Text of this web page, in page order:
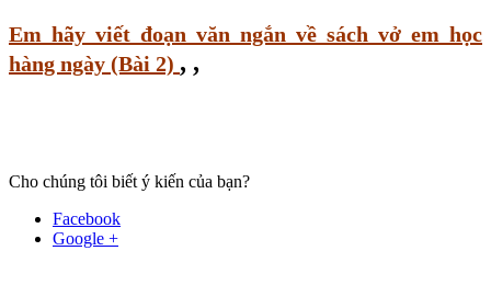
Em hãy viết đoạn văn ngắn về sách vở em học
hàng ngày (Bài 2) , ,
Cho chúng tôi biết ý kiến của bạn?
Facebook
Google +